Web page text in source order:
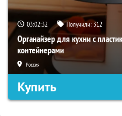
03:02:31 Получили: 312
Органайзер для кухни с
контейнерами
Россия
Купить